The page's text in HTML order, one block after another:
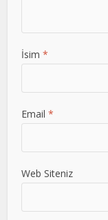
İsim *
Email *
Web Siteniz